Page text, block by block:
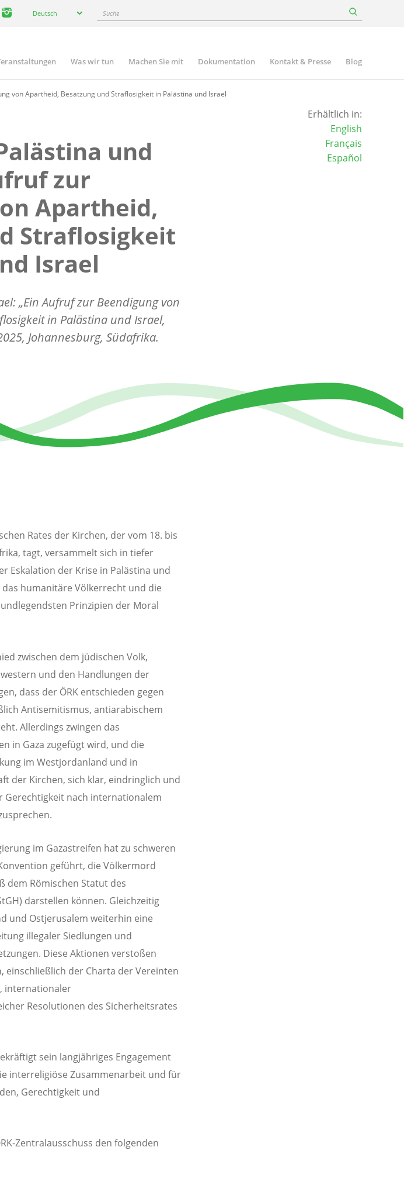
Deutsch Suche
Was wir tun Machen Sie mit Dokumentation Kontakt & Presse Blog
von Apartheid, Besatzung und Straflosigkeit in Palästina und Israel
und
zur
Apartheid,
Straflosigkeit
Israel
„Ein Aufruf zur Beendigung von
in Palästina und Israel,
Johannesburg, Südafrika.
Erhältlich in:
English
Français
Español
Rates der Kirchen, der vom 18. bis
tagt, versammelt sich in tiefer
Eskalation der Krise in Palästina und
humanitäre Völkerrecht und die
Prinzipien der Moral
zwischen dem jüdischen Volk,
und den Handlungen der
dass der ÖRK entschieden gegen
Antisemitismus, antiarabischem
Allerdings zwingen das
in Gaza zugefügt wird, und die
im Westjordanland und in
der Kirchen, sich klar, eindringlich und
Gerechtigkeit nach internationalem
im Gazastreifen hat zu schweren
geführt, die Völkermord
dem Römischen Statut des
darstellen können. Gleichzeitig
und Ostjerusalem weiterhin eine
illegaler Siedlungen und
Diese Aktionen verstoßen
einschließlich der Charta der Vereinten
internationaler
Resolutionen des Sicherheitsrates
sein langjähriges Engagement
interreligiöse Zusammenarbeit und für
Gerechtigkeit und
Zentralausschuss den folgenden